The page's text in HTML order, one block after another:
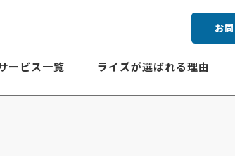
お
ービス一覧 ライズが選ばれる理由